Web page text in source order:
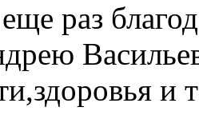
раз
и